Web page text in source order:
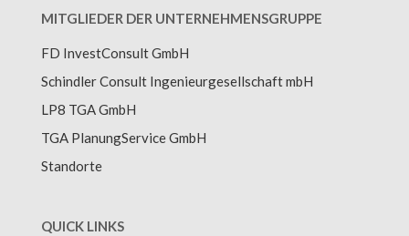
MITGLIEDER DER UNTERNEHMENSGRUPPE
FD InvestConsult GmbH
Schindler Consult Ingenieurgesellschaft mbH
LP8 TGA GmbH
TGA PlanungService GmbH
Standorte
QUICK LINKS